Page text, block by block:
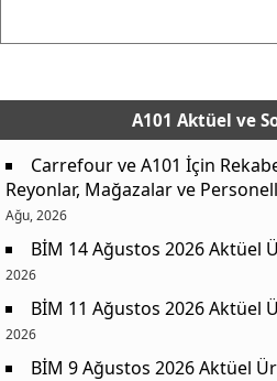
A101 Aktüel ve
Carrefour ve A101 İçin
Reyonlar, Mağazalar ve
Ağu, 2026
BİM 14 Ağustos 2026 Aktüel
2026
BİM 11 Ağustos 2026 Aktüel
2026
BİM 9 Ağustos 2026 Aktüel